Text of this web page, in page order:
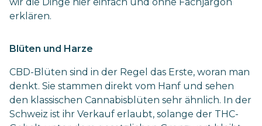
erklären.
Blüten und Harze
CBD-Blüten sind in der Regel das Erste, woran man
denkt. Sie stammen direkt vom Hanf und sehen
den klassischen Cannabisblüten sehr ähnlich. In der
Schweiz ist ihr Verkauf erlaubt, solange der THC-